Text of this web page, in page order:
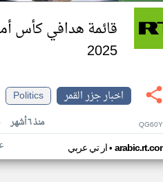
قائمة هدافي كأس
2025
اخبار جزر القمر
Politics
منذ ٦ أشهر
ار تي عربي•